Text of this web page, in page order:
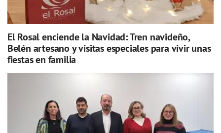
El Rosal enciende la Navidad: Tren navideño,
Belén artesano y visitas especiales para vivir unas
fiestas en familia